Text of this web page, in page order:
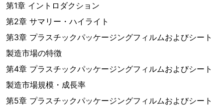
第1章 イントロダクション
第2章 サマリー・ハイライト
第3章 プラスチックパッケージングフィルムおよびシート
製造市場の特徴
第4章 プラスチックパッケージングフィルムおよびシート
製造市場規模・成長率
第5章 プラスチックパッケージングフィルムおよびシート